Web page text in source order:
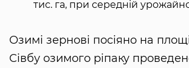
тис. га, при середній
Озимі зернові посіяно на
Сівбу озимого ріпаку